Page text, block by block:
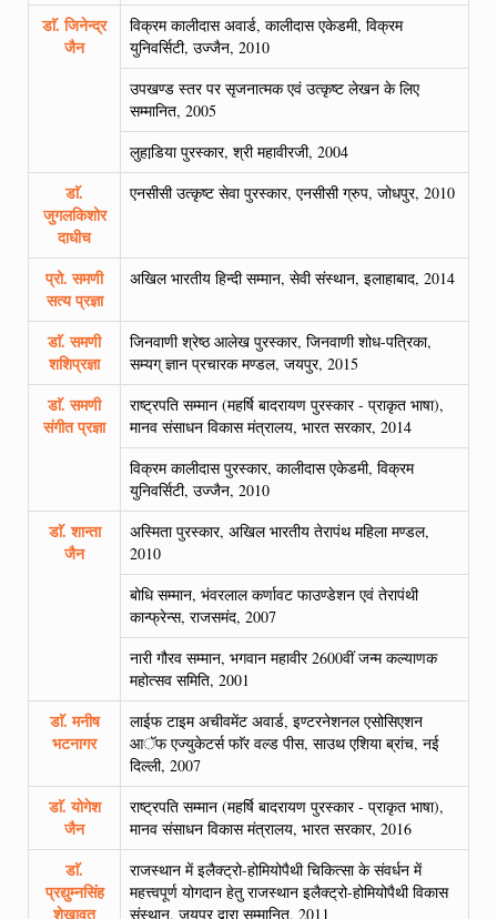
डाॅ. जिनेन्द्र
जैन
विक्रम कालीदास अवार्ड, कालीदास एकेडमी, विक्रम
युनिवर्सिटी, उज्जैन, 2010
उपखण्ड स्तर पर सृजनात्मक एवं उत्कृष्ट लेखन के लिए
सम्मानित, 2005
लुहाडि़या पुरस्कार, श्री महावीरजी, 2004
डाॅ.
जुगलकिशोर
दाधीच
एनसीसी उत्कृष्ट सेवा पुरस्कार, एनसीसी ग्रुप, जोधपुर, 2010
प्रो. समणी
सत्य प्रज्ञा
अखिल भारतीय हिन्दी सम्मान, सेवी संस्थान, इलाहाबाद, 2014
डाॅ. समणी
शशिप्रज्ञा
जिनवाणी श्रेष्ठ आलेख पुरस्कार, जिनवाणी शोध-पत्रिका,
सम्यग् ज्ञान प्रचारक मण्डल, जयपुर, 2015
डाॅ. समणी
संगीत प्रज्ञा
राष्ट्रपति सम्मान (महर्षि बादरायण पुरस्कार - प्राकृत भाषा),
मानव संसाधन विकास मंत्रालय, भारत सरकार, 2014
विक्रम कालीदास पुरस्कार, कालीदास एकेडमी, विक्रम
युनिवर्सिटी, उज्जैन, 2010
डाॅ. शान्ता
जैन
अस्मिता पुरस्कार, अखिल भारतीय तेरापंथ महिला मण्डल,
2010
बोधि सम्मान, भंवरलाल कर्णावट फाउण्डेशन एवं तेरापंथी
कान्फ्रेन्स, राजसमंद, 2007
नारी गौरव सम्मान, भगवान महावीर 2600वीं जन्म कल्याणक
महोत्सव समिति, 2001
डाॅ. मनीष
भटनागर
लाईफ टाइम अचीवमेंट अवार्ड, इण्टरनेशनल एसोसिएशन
आॅफ एज्युकेटर्स फाॅर वल्ड पीस, साउथ एशिया ब्रांच, नई
दिल्ली, 2007
डाॅ. योगेश
जैन
राष्ट्रपति सम्मान (महर्षि बादरायण पुरस्कार - प्राकृत भाषा),
मानव संसाधन विकास मंत्रालय, भारत सरकार, 2016
डाॅ.
प्रद्युम्नसिंह
शेखावत
राजस्थान में इलैक्ट्रो-होमियोपैथी चिकित्सा के संवर्धन में
महत्त्वपूर्ण योगदान हेतु राजस्थान इलैक्ट्रो-होमियोपैथी विकास
संस्थान, जयपुर द्वारा सम्मानित, 2011